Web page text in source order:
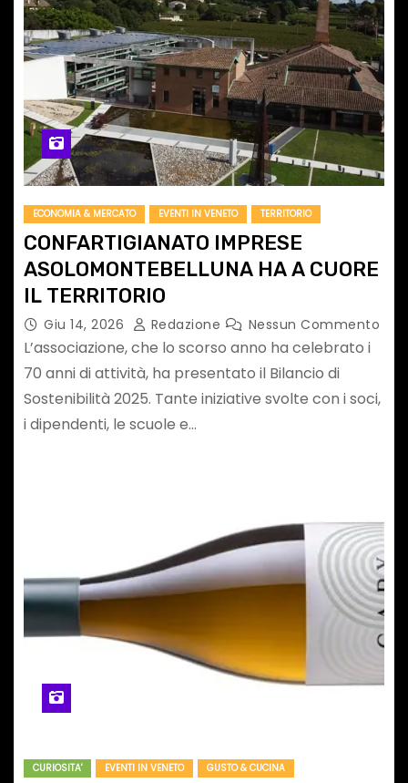
ECONOMIA & MERCATO EVENTI IN VENETO TERRITORIO
CONFARTIGIANATO IMPRESE
ASOLOMONTEBELLUNA HA A CUORE
IL TERRITORIO
Giu 14, 2026 Redazione Nessun Commento
L’associazione, che lo scorso anno ha celebrato i
70 anni di attività, ha presentato il Bilancio di
Sostenibilità 2025. Tante iniziative svolte con i soci,
i dipendenti, le scuole e…
CURIOSITA' EVENTI IN VENETO GUSTO & CUCINA